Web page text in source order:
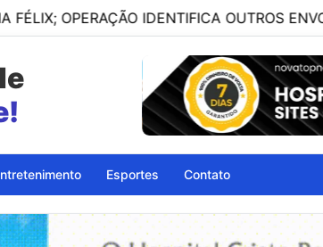
IDENTIFICA OUTROS ENVOLVIDOS
Esportes Contato